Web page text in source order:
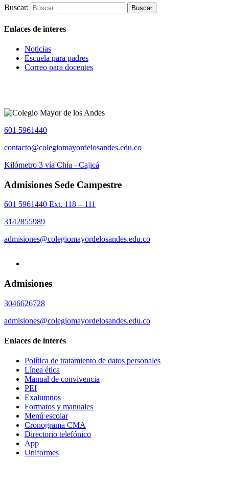
Buscar:
Enlaces de interes
Noticias
Escuela para padres
Correo para docentes
601 5961440
contacto@colegiomayordelosandes.edu.co
Kilómetro 3 vía Chía - Cajicá
Admisiones Sede Campestre
601 5961440 Ext. 118 – 111
3142855989
admisiones@colegiomayordelosandes.edu.co
Admisiones
3046626728
admisiones@colegiomayordelosandes.edu.co
Enlaces de interés
Política de tratamiento de datos personales
Línea ética
Manual de convivencia
PEI
Exalumnos
Formatos y manuales
Menú escolar
Cronograma CMA
Directorio telefónico
App
Uniformes